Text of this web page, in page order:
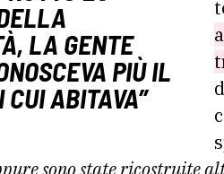
LA GENTE
PIÙ IL
CUI ABITAVA”
sono state ricostruite